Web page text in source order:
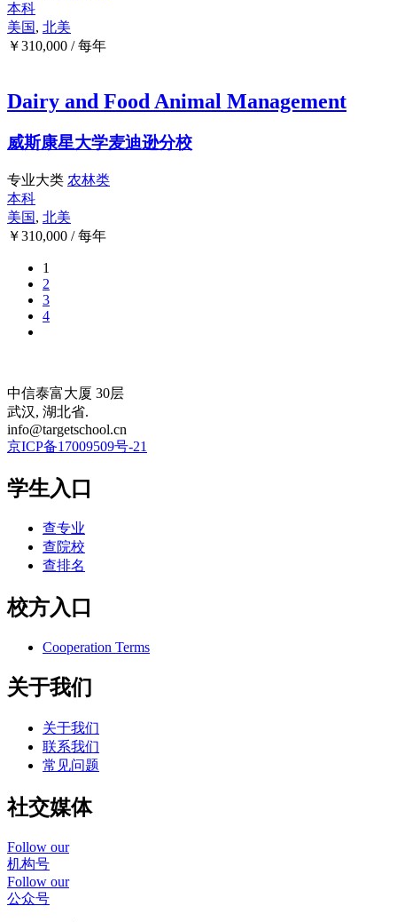
本科
美国, 北美
￥310,000 / 每年
Dairy and Food Animal Management
威斯康星大学麦迪逊分校
专业大类 农林类
本科
美国, 北美
￥310,000 / 每年
1
2
3
4
中信泰富大厦 30层
武汉, 湖北省.
info@targetschool.cn
京ICP备17009509号-21
学生入口
查专业
查院校
查排名
校方入口
Cooperation Terms
关于我们
关于我们
联系我们
常见问题
社交媒体
Follow our
机构号
Follow our
公众号